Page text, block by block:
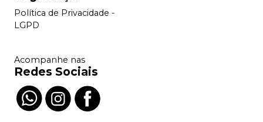
Política de Privacidade -
LGPD
Acompanhe nas
Redes Sociais